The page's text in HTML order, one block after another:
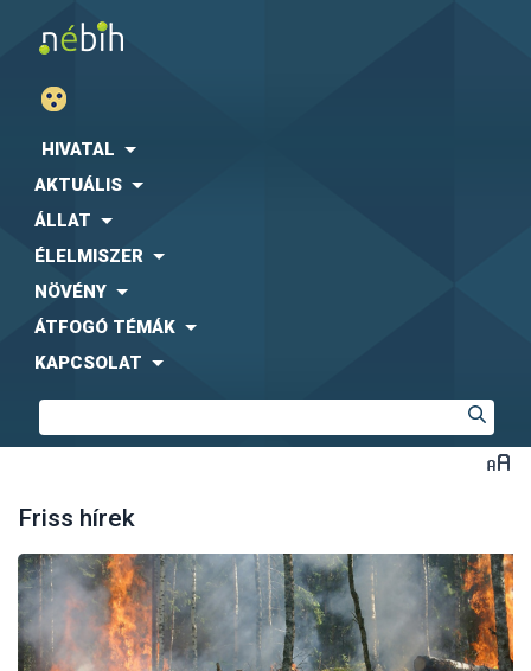
HIVATAL
AKTUÁLIS
ÁLLAT
ÉLELMISZER
NÖVÉNY
ÁTFOGÓ TÉMÁK
KAPCSOLAT
Friss hírek